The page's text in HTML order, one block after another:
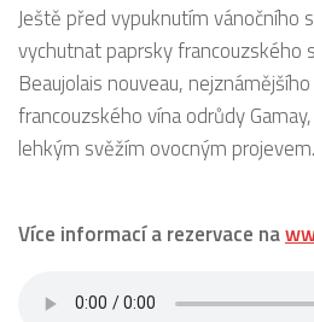
Ještě před vypuknutím vánočního
vychutnat paprsky francouzského
Beaujolais nouveau,
francouzského vína odrůdy
lehkým svěžím ovocným projevem.
Více informací a rezervace na